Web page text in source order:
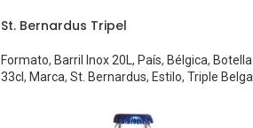
St. Bernardus Tripel
Formato, Barril Inox 20L , País, Bélgica, Botella
33cl, Marca, St. Bernardus, Estilo, Triple Belga